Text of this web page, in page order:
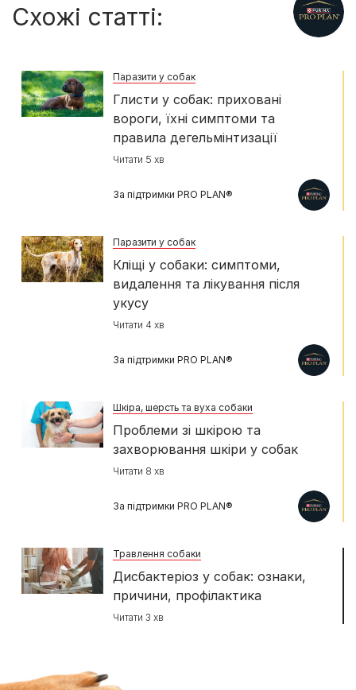
Схожі статті:
Паразити у собак
Глисти у собак: приховані
вороги, їхні симптоми та
правила дегельмінтизації
Читати 5 хв
За підтримки PRO PLAN®
Паразити у собак
Кліщі у собаки: симптоми,
видалення та лікування після
укусу
Читати 4 хв
За підтримки PRO PLAN®
Шкіра, шерсть та вуха собаки
Проблеми зі шкірою та
захворювання шкіри у собак
Читати 8 хв
За підтримки PRO PLAN®
Травлення собаки
Дисбактеріоз у собак: ознаки,
причини, профілактика
Читати 3 хв